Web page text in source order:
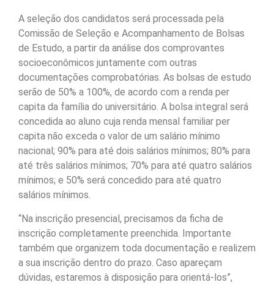
A seleção dos candidatos será processada pela
Comissão de Seleção e Acompanhamento de Bolsas
de Estudo, a partir da análise dos comprovantes
socioeconômicos juntamente com outras
documentações comprobatórias. As bolsas de estudo
serão de 50% a 100%, de acordo com a renda per
capita da família do universitário. A bolsa integral será
concedida ao aluno cuja renda mensal familiar per
capita não exceda o valor de um salário mínimo
nacional; 90% para até dois salários mínimos; 80% para
até três salários mínimos; 70% para até quatro salários
mínimos; e 50% será concedido para até quatro
salários mínimos.
“Na inscrição presencial, precisamos da ficha de
inscrição completamente preenchida. Importante
também que organizem toda documentação e realizem
a sua inscrição dentro do prazo. Caso apareçam
dúvidas, estaremos à disposição para orientá-los”,